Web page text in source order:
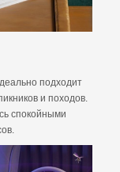
подходит
и походов.
спокойными